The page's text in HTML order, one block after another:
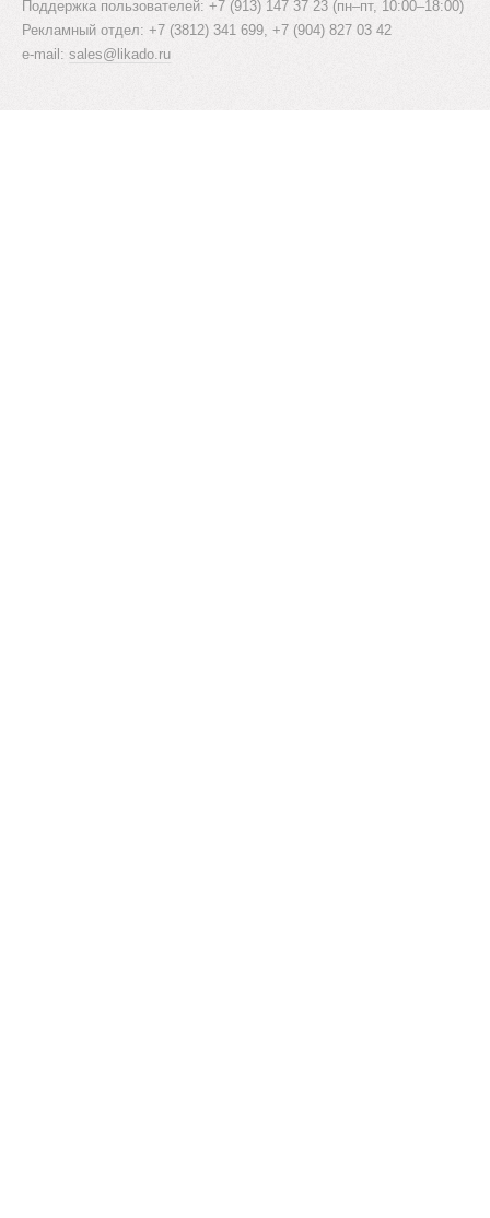
Поддержка пользователей: +7 (913) 147 37 23 (пн–пт, 10:00–18:00)
Рекламный отдел: +7 (3812) 341 699, +7 (904) 827 03 42
e-mail: sales@likado.ru